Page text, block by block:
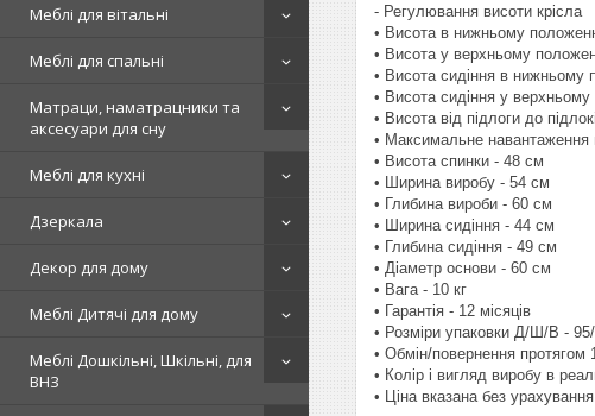
Меблі для вітальні
Меблі для спальні
Матраци, наматрацники та
аксесуари для сну
Меблі для кухні
Дзеркала
Декор для дому
Меблі Дитячі для дому
Меблі Дошкільні, Шкільні, для
ВНЗ
- Регулювання висоти крісла
• Висота в нижньому
• Висота у верхньому
• Висота сидіння в нижньому
• Висота сидіння у
• Висота від підлоги до
• Максимальне навантаження
• Висота спинки - 48 см
• Ширина виробу - 54 см
• Глибина вироби - 60 см
• Ширина сидіння - 44 см
• Глибина сидіння - 49 см
• Діаметр основи - 60 см
• Вага - 10 кг
• Гарантія - 12 місяців
• Розміри упаковки Д/Ш/В -
• Обмін/повернення протягом
• Колір і вигляд виробу в
• Ціна вказана без